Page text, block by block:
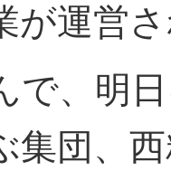
が運営
で、明
集団、